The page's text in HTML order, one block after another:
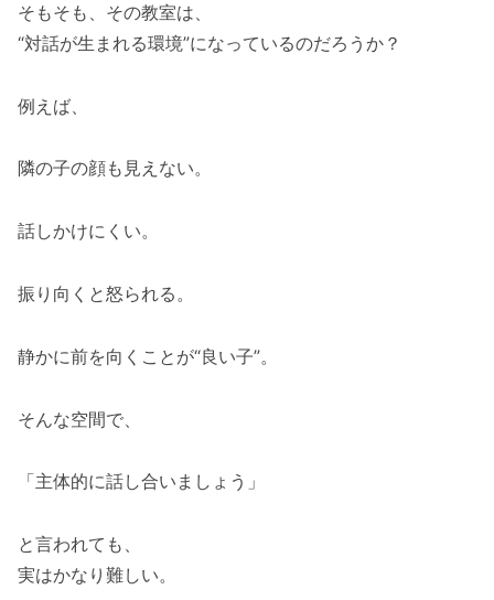
そもそも、その教室は、
“対話が生まれる環境”になっているのだろうか？
例えば、
隣の子の顔も見えない。
話しかけにくい。
振り向くと怒られる。
静かに前を向くことが“良い子”。
そんな空間で、
「主体的に話し合いましょう」
と言われても、
実はかなり難しい。